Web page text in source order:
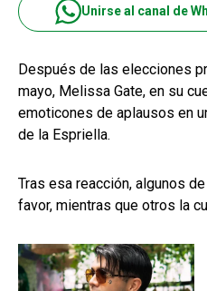
Unirse al canal de
Después de las elecciones
mayo, Melissa Gate, en su
emoticones de aplausos en
de la Espriella.
Tras esa reacción, algunos
favor, mientras que otros la